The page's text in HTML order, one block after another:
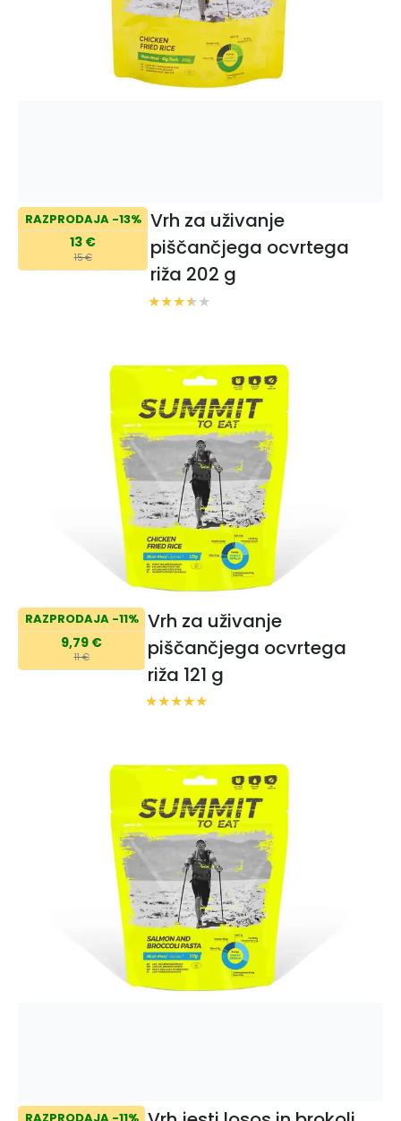
RAZPRODAJA -13%
13 €
15 €
Vrh za uživanje
piščančjega ocvrtega
riža 202 g
RAZPRODAJA -11%
9,79 €
11 €
Vrh za uživanje
piščančjega ocvrtega
riža 121 g
RAZPRODAJA -11%